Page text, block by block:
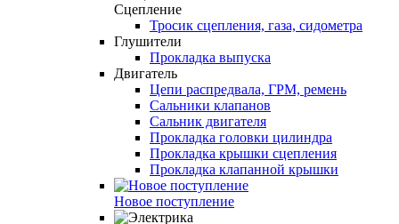
Сцепление
Тросик сцепления, газа, сидометра
Глушители
Прокладка выпуска
Двигатель
Цепи распредвала, ГРМ, ремень
Сальники клапанов
Сальник двигателя
Прокладка головки цилиндра
Прокладка крышки сцепления
Прокладка клапанной крышки
Новое поступление